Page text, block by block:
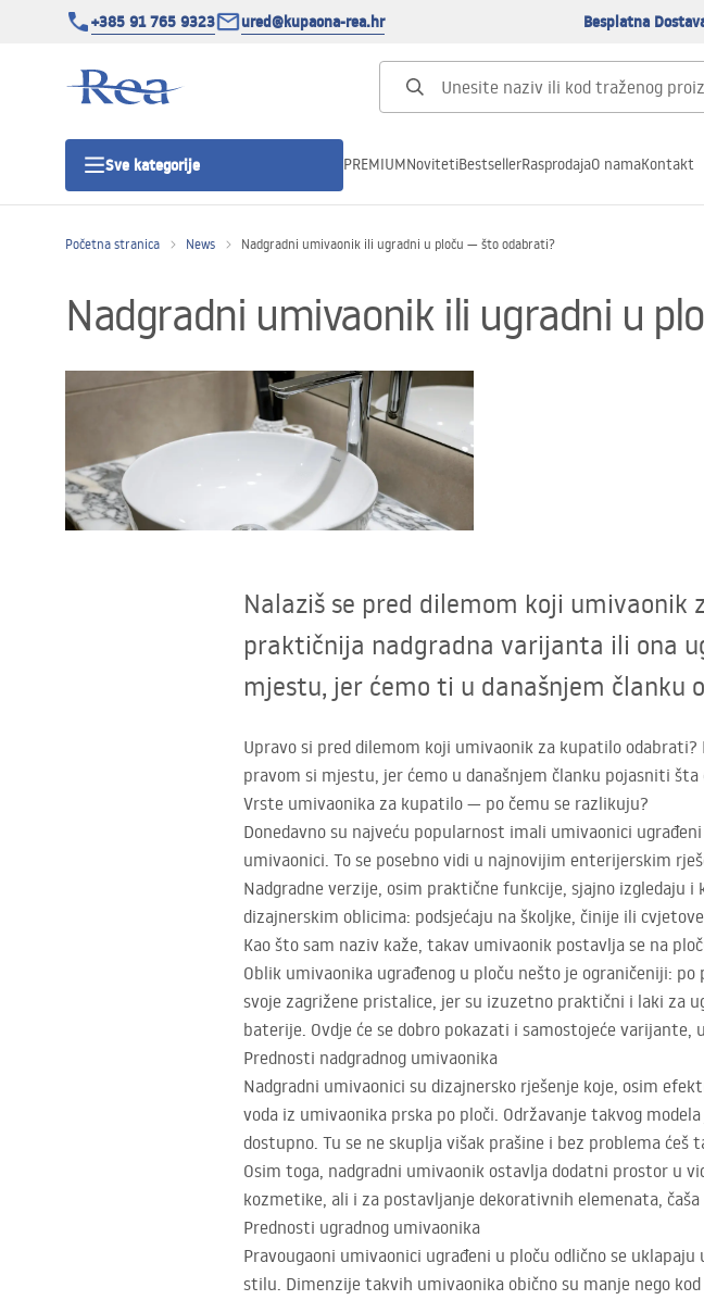
+385 91 765 9323 ured@kupaona-rea.hr Besplatna
Sve kategorije
Tuš vrata
Tuš kade
Linearni odvodi
Zahodi, toaleti
Miješalice, pipe, slavine
PREMIUMNovitetiBestsellerRasprodajaO namaKontakt
Početna stranica News Nadgradni umivaonik ili ugradni u ploču — što odabrati?
Nadgradni umivaonik ili ugradni u
Nalaziš se pred dilemom koji
praktičnija nadgradna varijanta ili ona
mjestu, jer ćemo ti u današnjem članku
Upravo si pred dilemom koji umivaonik za kupatilo
pravom si mjestu, jer ćemo u današnjem članku pojasniti šta
Vrste umivaonika za kupatilo — po čemu se razlikuju?
Donedavno su najveću popularnost imali umivaonici
umivaonici. To se posebno vidi u najnovijim enterijerskim
Nadgradne verzije, osim praktične funkcije, sjajno izgledaju
dizajnerskim oblicima: podsjećaju na školjke, činije ili
Kao što sam naziv kaže, takav umivaonik postavlja se na
Oblik umivaonika ugrađenog u ploču nešto je ograničeniji:
svoje zagrižene pristalice, jer su izuzetno praktični i laki za
baterije. Ovdje će se dobro pokazati i samostojeće varijante,
Prednosti nadgradnog umivaonika
Nadgradni umivaonici su dizajnersko rješenje koje, osim
voda iz umivaonika prska po ploči. Održavanje takvog
dostupno. Tu se ne skuplja višak prašine i bez problema
Osim toga, nadgradni umivaonik ostavlja dodatni prostor u
kozmetike, ali i za postavljanje dekorativnih elemenata,
Prednosti ugradnog umivaonika
Pravougaoni umivaonici ugrađeni u ploču odlično se
stilu. Dimenzije takvih umivaonika obično su manje nego